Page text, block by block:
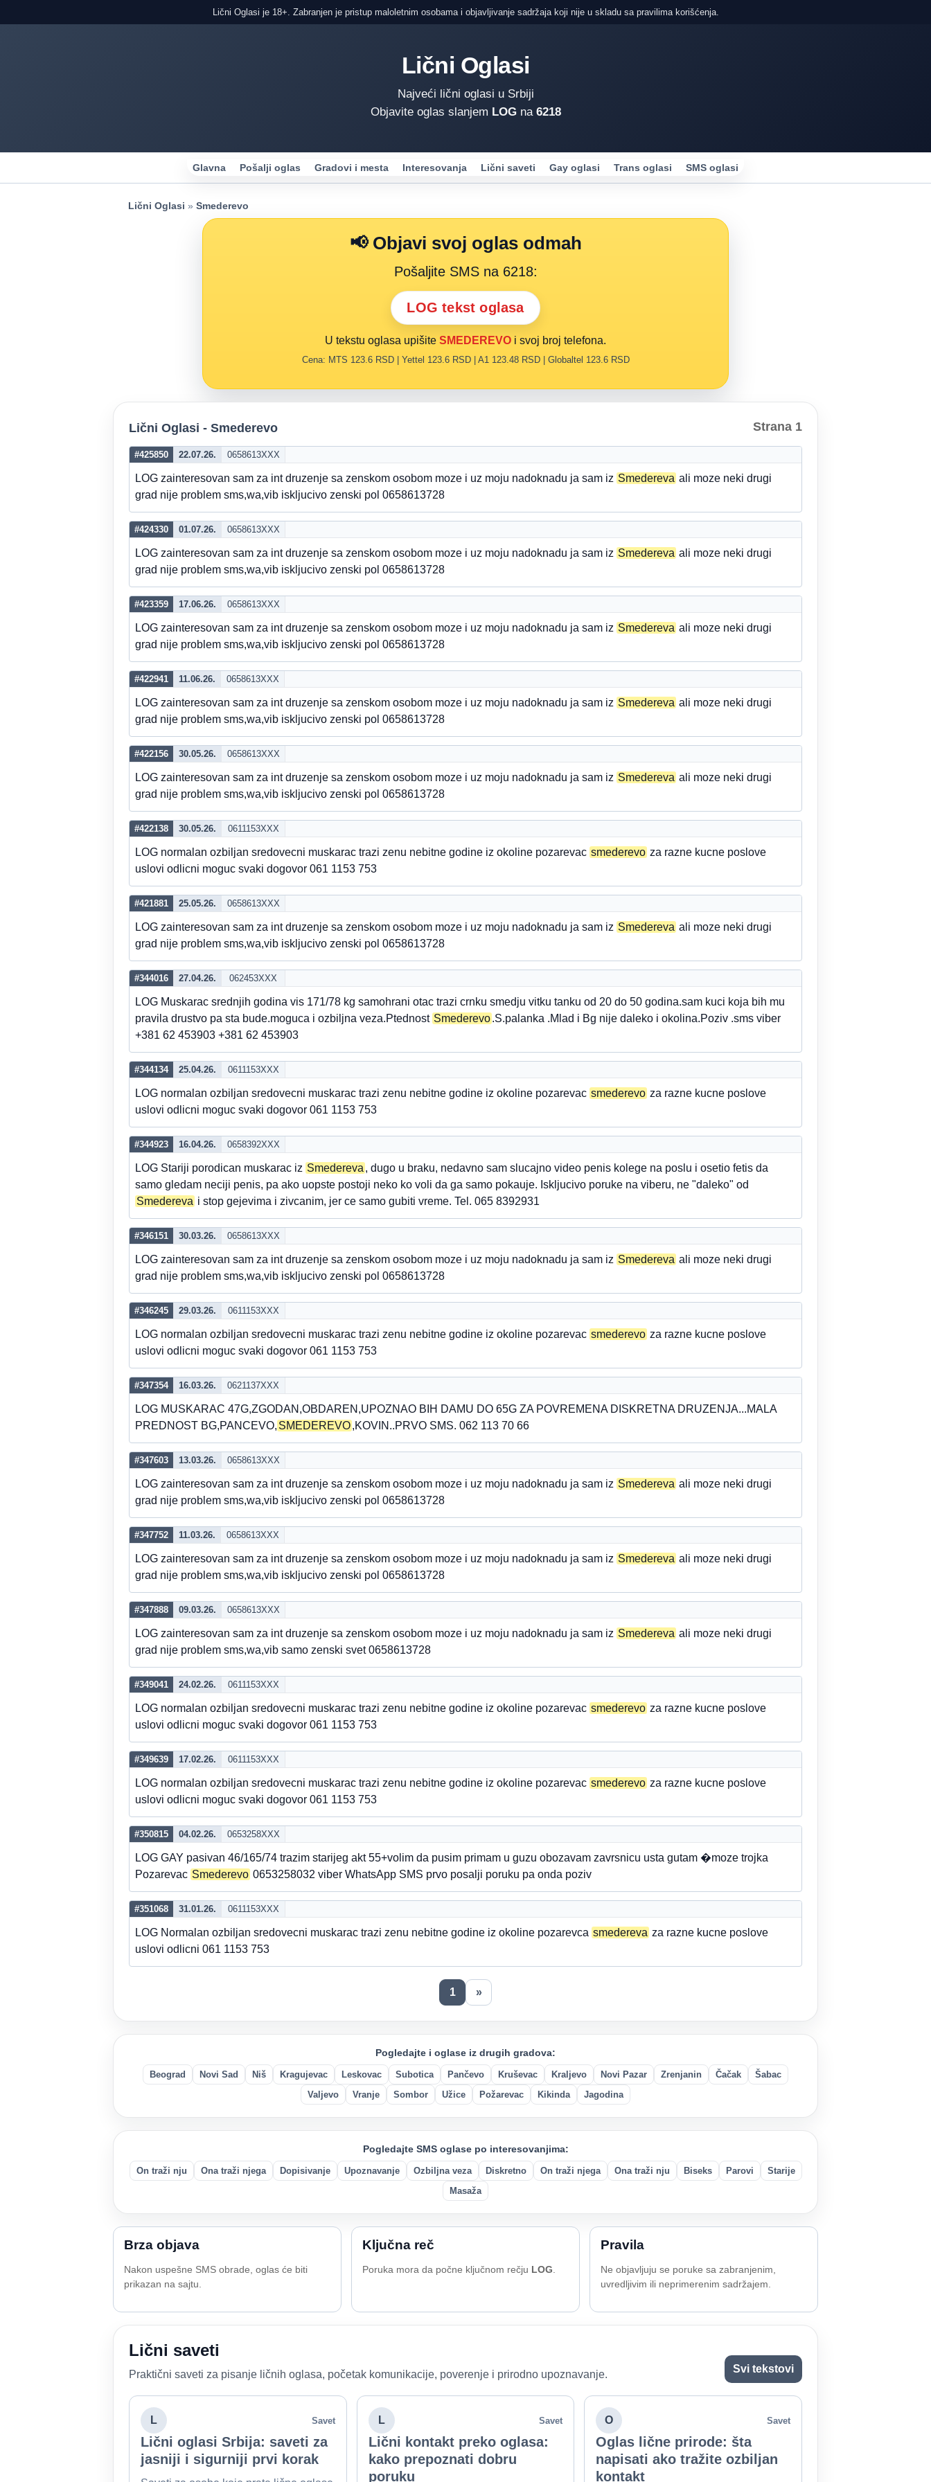
Lični Oglasi je 18+. Zabranjen je pristup maloletnim osobama i objavljivanje sadržaja koji nije u skladu sa pravilima korišćenja.
Lični Oglasi
Najveći lični oglasi u Srbiji
Objavite oglas slanjem LOGna 6218
Glavna Pošalji oglas Gradovi i mesta Interesovanja Lični saveti Gay oglasi Trans oglasi SMS oglasi
Lični Oglasi » Smederevo
📢 Objavi svoj oglas odmah
Pošaljite SMS na 6218:
LOG tekst oglasa
U tekstu oglasa upišite SMEDEREVO i svoj broj telefona.
Cena: MTS 123.6 RSD | Yettel 123.6 RSD | A1 123.48 RSD | Globaltel 123.6 RSD
Lični Oglasi - Smederevo Strana 1
#425850 22.07.26. 0658613XXX
LOG zainteresovan sam za int druzenje sa zenskom osobom moze i uz moju nadoknadu ja sam iz Smedereva ali moze neki drugi
grad nije problem sms,wa,vib iskljucivo zenski pol 0658613728
#424330 01.07.26. 0658613XXX
LOG zainteresovan sam za int druzenje sa zenskom osobom moze i uz moju nadoknadu ja sam iz Smedereva ali moze neki drugi
grad nije problem sms,wa,vib iskljucivo zenski pol 0658613728
#423359 17.06.26. 0658613XXX
LOG zainteresovan sam za int druzenje sa zenskom osobom moze i uz moju nadoknadu ja sam iz Smedereva ali moze neki drugi
grad nije problem sms,wa,vib iskljucivo zenski pol 0658613728
#422941 11.06.26. 0658613XXX
LOG zainteresovan sam za int druzenje sa zenskom osobom moze i uz moju nadoknadu ja sam iz Smedereva ali moze neki drugi
grad nije problem sms,wa,vib iskljucivo zenski pol 0658613728
#422156 30.05.26. 0658613XXX
LOG zainteresovan sam za int druzenje sa zenskom osobom moze i uz moju nadoknadu ja sam iz Smedereva ali moze neki drugi
grad nije problem sms,wa,vib iskljucivo zenski pol 0658613728
#422138 30.05.26. 0611153XXX
LOG normalan ozbiljan sredovecni muskarac trazi zenu nebitne godine iz okoline pozarevac smederevo za razne kucne poslove
uslovi odlicni moguc svaki dogovor 061 1153 753
#421881 25.05.26. 0658613XXX
LOG zainteresovan sam za int druzenje sa zenskom osobom moze i uz moju nadoknadu ja sam iz Smedereva ali moze neki drugi
grad nije problem sms,wa,vib iskljucivo zenski pol 0658613728
#344016 27.04.26. 062453XXX
LOG Muskarac srednjih godina vis 171/78 kg samohrani otac trazi crnku smedju vitku tanku od 20 do 50 godina.sam kuci koja bih mu
pravila drustvo pa sta bude.moguca i ozbiljna veza.Ptednost Smederevo.S.palanka .Mlad i Bg nije daleko i okolina.Poziv .sms viber
+381 62 453903 +381 62 453903
#344134 25.04.26. 0611153XXX
LOG normalan ozbiljan sredovecni muskarac trazi zenu nebitne godine iz okoline pozarevac smederevo za razne kucne poslove
uslovi odlicni moguc svaki dogovor 061 1153 753
#344923 16.04.26. 0658392XXX
LOG Stariji porodican muskarac iz Smedereva , dugo u braku, nedavno sam slucajno video penis kolege na poslu i osetio fetis da
samo gledam neciji penis, pa ako uopste postoji neko ko voli da ga samo pokauje. Iskljucivo poruke na viberu, ne "daleko" od
Smedereva i stop gejevima i zivcanim, jer ce samo gubiti vreme. Tel. 065 8392931
#346151 30.03.26. 0658613XXX
LOG zainteresovan sam za int druzenje sa zenskom osobom moze i uz moju nadoknadu ja sam iz Smedereva ali moze neki drugi
grad nije problem sms,wa,vib iskljucivo zenski pol 0658613728
#346245 29.03.26. 0611153XXX
LOG normalan ozbiljan sredovecni muskarac trazi zenu nebitne godine iz okoline pozarevac smederevo za razne kucne poslove
uslovi odlicni moguc svaki dogovor 061 1153 753
#347354 16.03.26. 0621137XXX
LOG MUSKARAC 47G,ZGODAN,OBDAREN,UPOZNAO BIH DAMU DO 65G ZA POVREMENA DISKRETNA DRUZENJA...MALA
PREDNOST BG,PANCEVO, SMEDEREVO,KOVIN..PRVO SMS. 062 113 70 66
#347603 13.03.26. 0658613XXX
LOG zainteresovan sam za int druzenje sa zenskom osobom moze i uz moju nadoknadu ja sam iz Smedereva ali moze neki drugi
grad nije problem sms,wa,vib iskljucivo zenski pol 0658613728
#347752 11.03.26. 0658613XXX
LOG zainteresovan sam za int druzenje sa zenskom osobom moze i uz moju nadoknadu ja sam iz Smedereva ali moze neki drugi
grad nije problem sms,wa,vib iskljucivo zenski pol 0658613728
#347888 09.03.26. 0658613XXX
LOG zainteresovan sam za int druzenje sa zenskom osobom moze i uz moju nadoknadu ja sam iz Smedereva ali moze neki drugi
grad nije problem sms,wa,vib samo zenski svet 0658613728
#349041 24.02.26. 0611153XXX
LOG normalan ozbiljan sredovecni muskarac trazi zenu nebitne godine iz okoline pozarevac smederevo za razne kucne poslove
uslovi odlicni moguc svaki dogovor 061 1153 753
#349639 17.02.26. 0611153XXX
LOG normalan ozbiljan sredovecni muskarac trazi zenu nebitne godine iz okoline pozarevac smederevo za razne kucne poslove
uslovi odlicni moguc svaki dogovor 061 1153 753
#350815 04.02.26. 0653258XXX
LOG GAY pasivan 46/165/74 trazim starijeg akt 55+volim da pusim primam u guzu obozavam zavrsnicu usta gutam �moze trojka
Pozarevac Smederevo 0653258032 viber WhatsApp SMS prvo posalji poruku pa onda poziv
#351068 31.01.26. 0611153XXX
LOG Normalan ozbiljan sredovecni muskarac trazi zenu nebitne godine iz okoline pozarevca smedereva za razne kucne poslove
uslovi odlicni 061 1153 753
1 »
Pogledajte i oglase iz drugih gradova:
Beograd Novi Sad Niš Kragujevac Leskovac Subotica Pančevo Kruševac Kraljevo Novi Pazar Zrenjanin Čačak
Šabac
Valjevo
Vranje Sombor Užice Požarevac Kikinda Jagodina
Pogledajte SMS oglase po interesovanjima:
On traži nju Ona traži njega Dopisivanje Upoznavanje Ozbiljna veza Diskretno On traži njega Ona traži nju Biseks Parovi
Starije
Masaža
Brza objava
Nakon uspešne SMS obrade, oglas će biti
prikazan na sajtu.
Ključna reč
Poruka mora da počne ključnom rečju LOG
Pravila
Ne objavljuju se poruke sa zabranjenim,
uvredljivim ili neprimerenim sadržajem.
Lični saveti
Praktični saveti za pisanje ličnih oglasa, početak komunikacije, poverenje i prirodno upoznavanje. Svi tekstovi
L Savet
Lični oglasi Srbija: saveti za
jasniji i sigurniji prvi korak
L Savet
Lični kontakt preko oglasa:
kako prepoznati dobru
poruku
O Savet
Oglas lične prirode: šta
napisati ako tražite ozbiljan
kontakt